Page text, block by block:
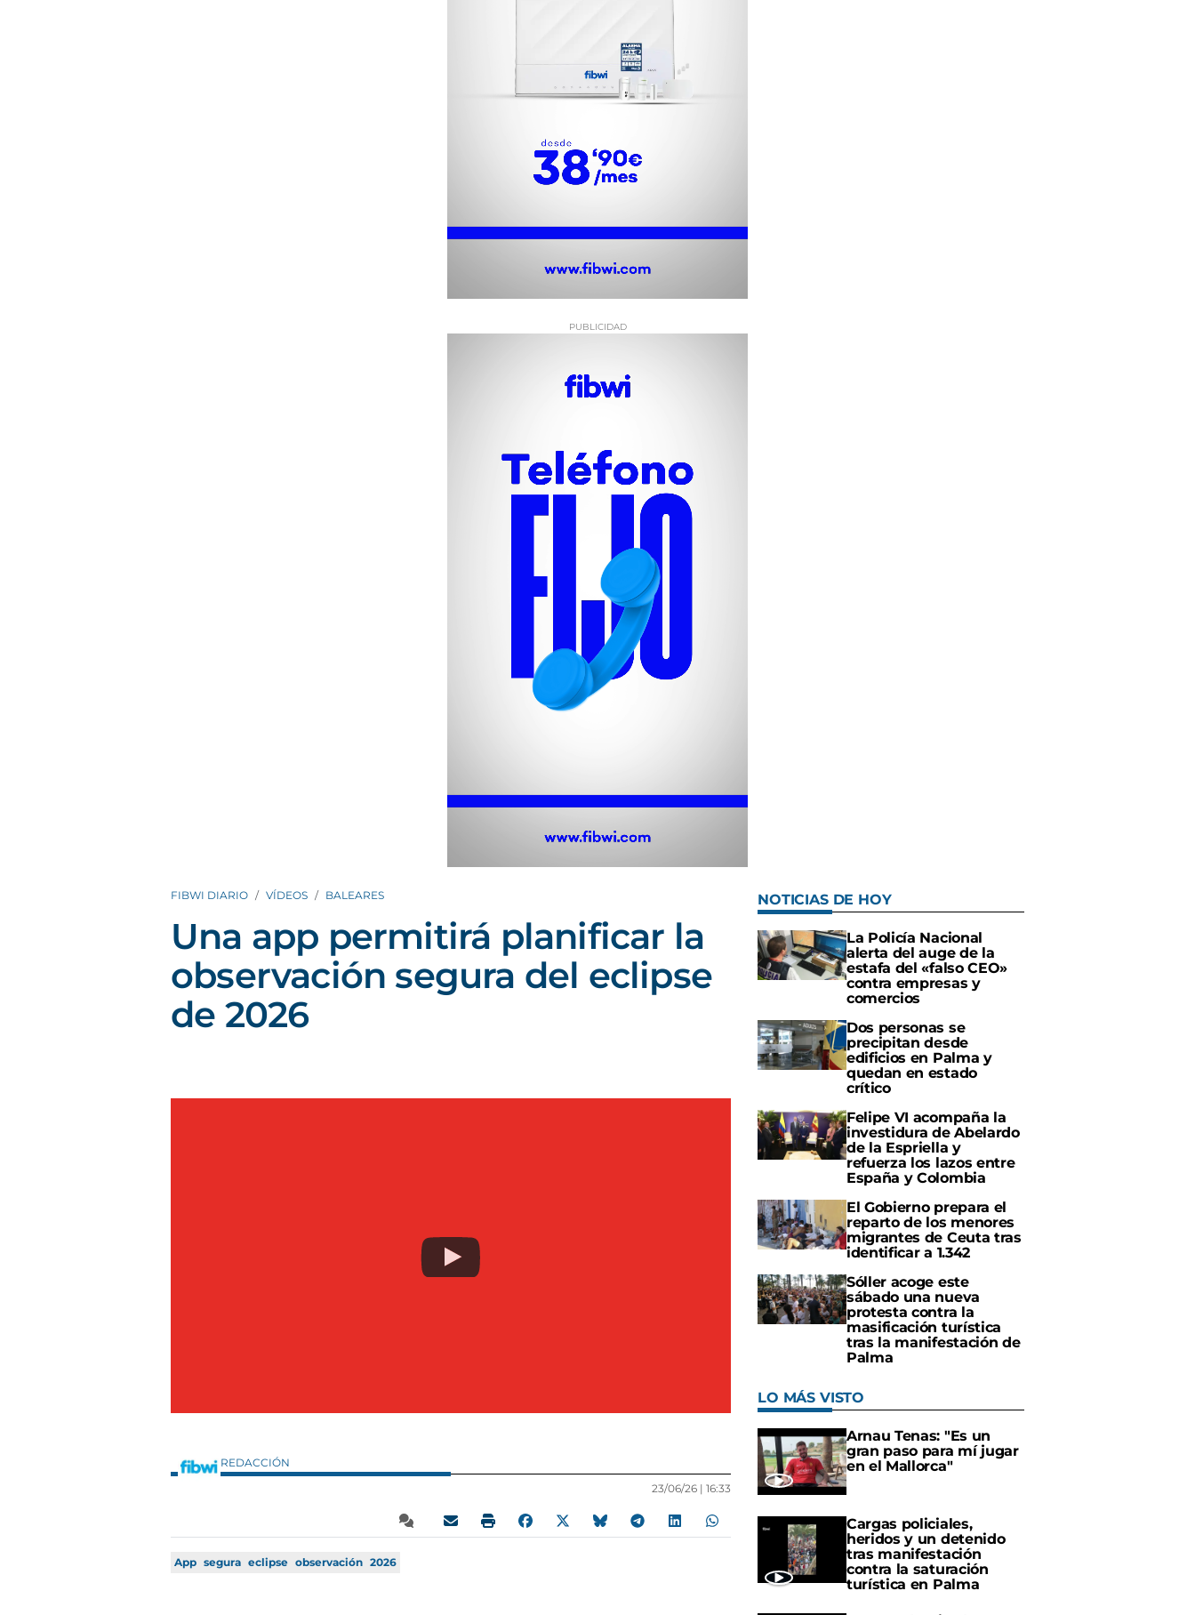
FIBWI DIARIO VÍDEOS BALEARES
Una app permitirá planificar la
observación segura del eclipse
de 2026
REDACCIÓN
23/06/26 | 16:33
App segura eclipse observación 2026
NOTICIAS DE HOY
La Policía Nacional
alerta del auge de la
estafa del «falso CEO»
contra empresas y
comercios
Dos personas se
precipitan desde
edificios en Palma y
quedan en estado
crítico
Felipe VI acompaña la
investidura de Abelardo
de la Espriella y
refuerza los lazos entre
España y Colombia
El Gobierno prepara el
reparto de los menores
migrantes de Ceuta tras
identificar a 1.342
Sóller acoge este
sábado una nueva
protesta contra la
masificación turística
tras la manifestación de
Palma
LO MÁS VISTO
Arnau Tenas: "Es un
gran paso para mí jugar
en el Mallorca"
Cargas policiales,
heridos y un detenido
tras manifestación
contra la saturación
turística en Palma